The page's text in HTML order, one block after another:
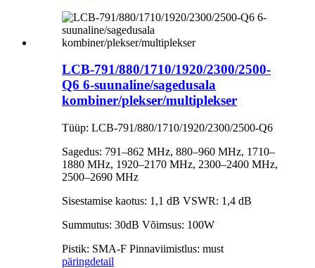
LCB-791/880/1710/1920/2300/2500-
Q6 6-suunaline/sagedusala
kombiner/plekser/multiplekser
Tüüp: LCB-791/880/1710/1920/2300/2500-Q6
Sagedus: 791–862 MHz, 880–960 MHz, 1710–
1880 MHz, 1920–2170 MHz, 2300–2400 MHz,
2500–2690 MHz
Sisestamise kaotus: 1,1 dB VSWR: 1,4 dB
Summutus: 30dB Võimsus: 100W
Pistik: SMA-F Pinnaviimistlus: must
päringdetail